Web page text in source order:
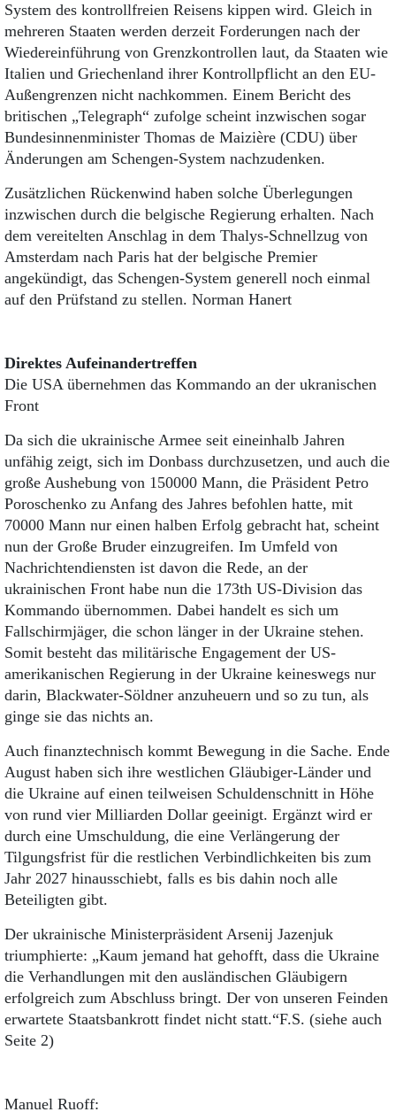
System des kontrollfreien Reisens kippen wird. Gleich in
mehreren Staaten werden derzeit Forderungen nach der
Wiedereinführung von Grenzkontrollen laut, da Staaten wie
Italien und Griechenland ihrer Kontrollpflicht an den EU-
Außengrenzen nicht nachkommen. Einem Bericht des
britischen „Telegraph“ zufolge scheint inzwischen sogar
Bundesinnenminister Thomas de Maizière (CDU) über
Änderungen am Schengen-System nachzudenken.
Zusätzlichen Rückenwind haben solche Überlegungen
inzwischen durch die belgische Regierung erhalten. Nach
dem vereitelten Anschlag in dem Thalys-Schnellzug von
Amsterdam nach Paris hat der belgische Premier
angekündigt, das Schengen-System generell noch einmal
auf den Prüfstand zu stellen. Norman Hanert
Direktes Aufeinandertreffen
Die USA übernehmen das Kommando an der ukranischen
Front
Da sich die ukrainische Armee seit eineinhalb Jahren
unfähig zeigt, sich im Donbass durchzusetzen, und auch die
große Aushebung von 150000 Mann, die Präsident Petro
Poroschenko zu Anfang des Jahres befohlen hatte, mit
70000 Mann nur einen halben Erfolg gebracht hat, scheint
nun der Große Bruder einzugreifen. Im Umfeld von
Nachrichtendiensten ist davon die Rede, an der
ukrainischen Front habe nun die 173th US-Division das
Kommando übernommen. Dabei handelt es sich um
Fallschirmjäger, die schon länger in der Ukraine stehen.
Somit besteht das militärische Engagement der US-
amerikanischen Regierung in der Ukraine keineswegs nur
darin, Blackwater-Söldner anzuheuern und so zu tun, als
ginge sie das nichts an.
Auch finanztechnisch kommt Bewegung in die Sache. Ende
August haben sich ihre westlichen Gläubiger-Länder und
die Ukraine auf einen teilweisen Schuldenschnitt in Höhe
von rund vier Milliarden Dollar geeinigt. Ergänzt wird er
durch eine Umschuldung, die eine Verlängerung der
Tilgungsfrist für die restlichen Verbindlichkeiten bis zum
Jahr 2027 hinausschiebt, falls es bis dahin noch alle
Beteiligten gibt.
Der ukrainische Ministerpräsident Arsenij Jazenjuk
triumphierte: „Kaum jemand hat gehofft, dass die Ukraine
die Verhandlungen mit den ausländischen Gläubigern
erfolgreich zum Abschluss bringt. Der von unseren Feinden
erwartete Staatsbankrott findet nicht statt.“F.S. (siehe auch
Seite 2)
Manuel Ruoff: